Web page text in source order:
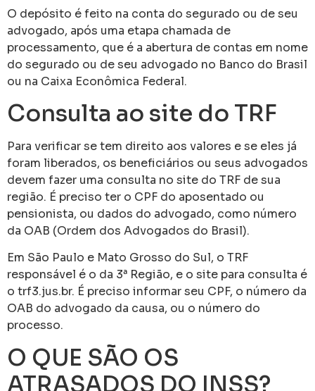
O depósito é feito na conta do segurado ou de seu
advogado, após uma etapa chamada de
processamento, que é a abertura de contas em nome
do segurado ou de seu advogado no Banco do Brasil
ou na Caixa Econômica Federal.
Consulta ao site do TRF
Para verificar se tem direito aos valores e se eles já
foram liberados, os beneficiários ou seus advogados
devem fazer uma consulta no site do TRF de sua
região. É preciso ter o CPF do aposentado ou
pensionista, ou dados do advogado, como número
da OAB (Ordem dos Advogados do Brasil).
Em São Paulo e Mato Grosso do Sul, o TRF
responsável é o da 3ª Região, e o site para consulta é
o trf3.jus.br. É preciso informar seu CPF, o número da
OAB do advogado da causa, ou o número do
processo.
O QUE SÃO OS
ATRASADOS DO INSS?